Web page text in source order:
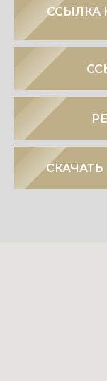
ССЫЛКА